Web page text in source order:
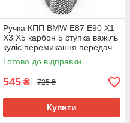
Ручка КПП BMW E87 E90 X1
X3 X5 карбон 5 ступка важіль
куліс перемикання передач
25117550685
Готово до відправки
545 ₴ 725 ₴
Купити